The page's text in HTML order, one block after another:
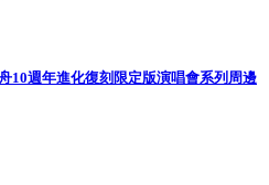
10週年進化復刻限定版演唱會系列周邊